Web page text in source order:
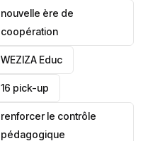
nouvelle ère de
coopération
‎WEZIZA Educ
16 pick-up
renforcer le contrôle
pédagogique